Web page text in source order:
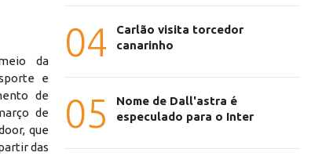
da
e
de
de
que
das
04
Carlão visita torcedor
canarinho
05
Nome de Dall'astra é
especulado para o Inter